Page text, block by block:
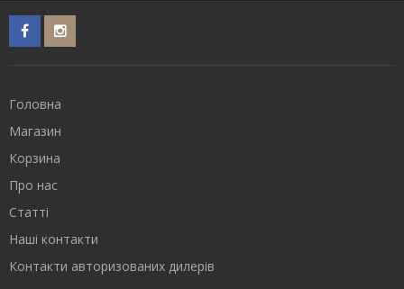
Головна
Магазин
Корзина
Про нас
Статті
Наші контакти
Контакти авторизованих дилерів